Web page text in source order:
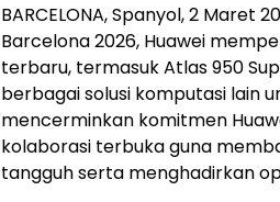
BARCELONA, Spanyol, 2 Maret
Barcelona 2026, Huawei
terbaru, termasuk Atlas 950
berbagai solusi komputasi lain
mencerminkan komitmen
kolaborasi terbuka guna
tangguh serta menghadirkan